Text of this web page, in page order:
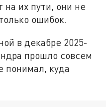
на их пути, они не
ошибок.
в декабре 2025-
прошло совсем
куда